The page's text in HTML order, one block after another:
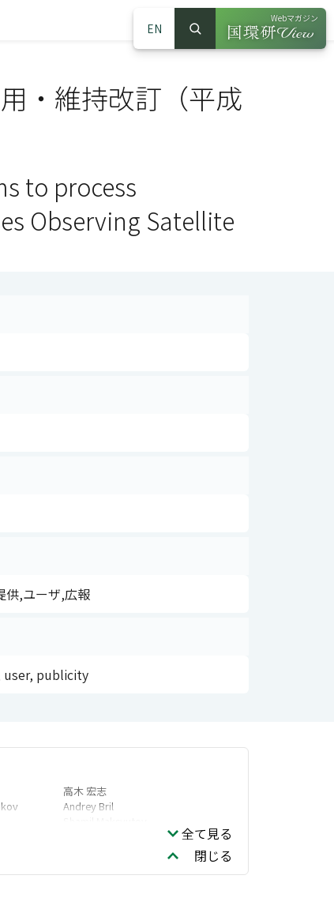
EN
サイト内検索
検索
Webマガジン
（別ウインドウ
・維持改訂（平成
to process
Observing Satellite
供,ユーザ,広報
user, publicity
高木 宏志
Andrey Bril
全て見る
閉じる